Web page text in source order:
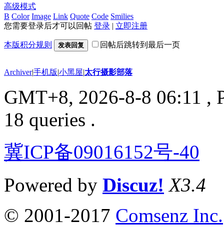
高级模式
B Color Image Link Quote Code Smilies
您需要登录后才可以回帖 登录 | 立即注册
本版积分规则 发表回复 回帖后跳转到最后一页
Archiver|手机版|小黑屋|太行摄影部落
GMT+8, 2026-8-8 06:11 ,
18 queries .
冀ICP备09016152号-40
Powered by Discuz! X3.4
© 2001-2017 Comsenz Inc.